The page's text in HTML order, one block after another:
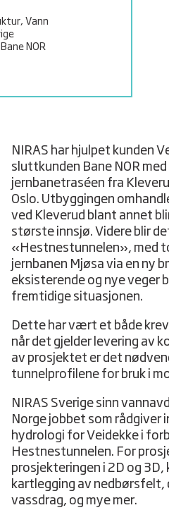
Vann
NOR
NIRAS har hjulpet kunden
sluttkunden Bane NOR
jernbanetraséen fra
Oslo. Utbyggingen
ved Kleverud blant annet
største innsjø. Videre blir
«Hestnestunnelen», med
jernbanen Mjøsa via en ny
eksisterende og nye veger
fremtidige situasjonen.
Dette har vært et både
når det gjelder levering av
av prosjektet er det
tunnelprofilene for bruk i
NIRAS Sverige sinn
Norge jobbet som rådgiver
hydrologi for Veidekke i
Hestnestunnelen. For
prosjekteringen i 2D og 3D,
kartlegging av nedbørsfelt,
vassdrag, og mye mer.